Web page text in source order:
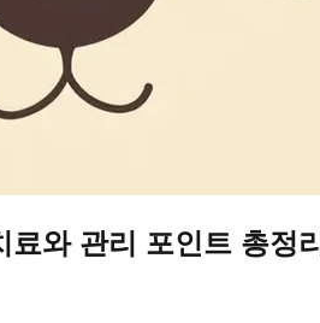
와 관리 포인트 총정리